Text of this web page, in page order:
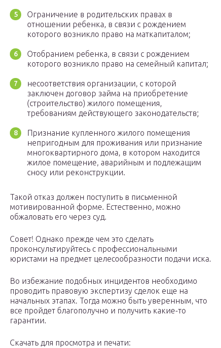
Ограничение в родительских правах в
отношении ребенка, в связи с рождением
которого возникло право на маткапиталом;
Отобранием ребенка, в связи с рождением
которого возникло право на семейный капитал;
несоответствия организации, с которой
заключен договор займа на приобретение
(строительство) жилого помещения,
требованиям действующего законодательств;
Признание купленного жилого помещения
непригодным для проживания или признание
многоквартирного дома, в котором находится
жилое помещение, аварийным и подлежащим
сносу или реконструкции.
Такой отказ должен поступить в письменной
мотивированной форме. Естественно, можно
обжаловать его через суд.
Совет! Однако прежде чем это сделать
проконсультируйтесь с профессиональными
юристами на предмет целесообразности подачи иска.
Во избежание подобных инцидентов необходимо
проводить правовую экспертизу сделок еще на
начальных этапах. Тогда можно быть уверенным, что
все пройдет благополучно и получить какие-то
гарантии.
Скачать для просмотра и печати: